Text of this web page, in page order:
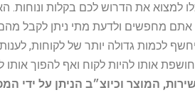
למצוא את הדרוש לכם בקלות
מחפשים ולדעת מתי ניתן לקבל מהם
לכמות גדולה יותר של לקוחות,
אותו להיות לקוח ואף להפוך אותו
המוצר וכיוצ״ב הניתן על ידי